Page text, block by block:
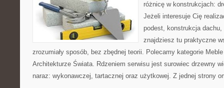
różnicę w konstrukcjach:
Jeżeli interesuje Cię
podest, konstrukcja
znajdziesz tu praktyczne
zrozumiały sposób, bez zbędnej teorii. Polecamy kategorie
Architekturze Świata. Rdzeniem serwisu jest surowiec drzewny
naraz: wykonawczej, tartacznej oraz użytkowej. Z jednej strony